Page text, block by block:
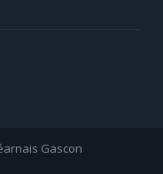
Gascon